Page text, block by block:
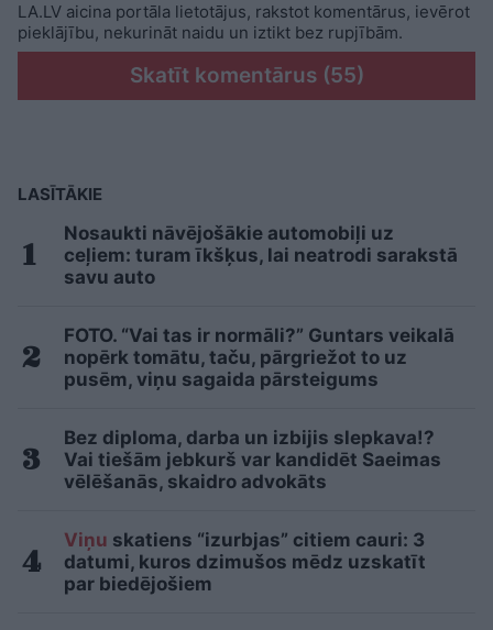
LA.LV aicina portāla lietotājus, rakstot komentārus, ievērot
pieklājību, nekurināt naidu un iztikt bez rupjībām.
Skatīt komentārus (55)
LASĪTĀKIE
Nosaukti nāvējošākie automobiļi uz
ceļiem: turam īkšķus, lai neatrodi sarakstā
savu auto
FOTO. “Vai tas ir normāli?” Guntars veikalā
nopērk tomātu, taču, pārgriežot to uz
pusēm, viņu sagaida pārsteigums
Bez diploma, darba un izbijis slepkava!?
Vai tiešām jebkurš var kandidēt Saeimas
vēlēšanās, skaidro advokāts
Viņu skatiens “izurbjas” citiem cauri: 3
datumi, kuros dzimušos mēdz uzskatīt
par biedējošiem